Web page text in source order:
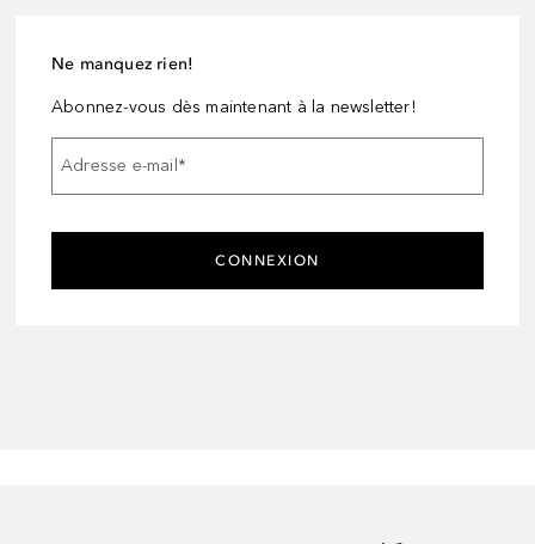
Ne manquez rien!
Abonnez-vous dès maintenant à la newsletter!
Adresse e-mail*
CONNEXION